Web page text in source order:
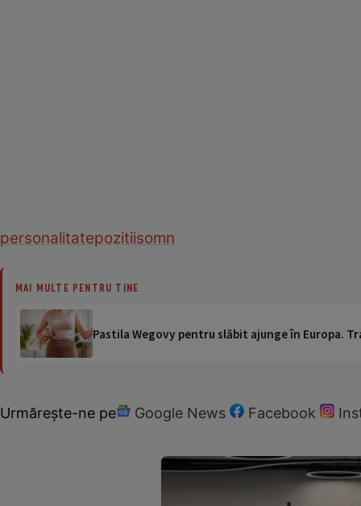
personalitatepozitiisomn
MAI MULTE PENTRU TINE
Pastila Wegovy pentru slăbit ajunge în Europa.
Urmărește-ne pe Google News Facebook